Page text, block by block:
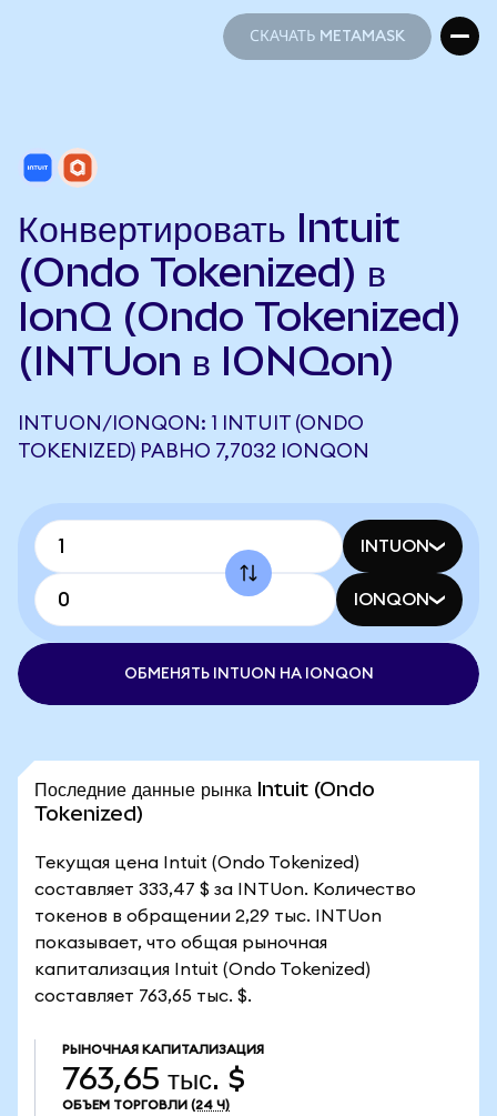
СКАЧАТЬ METAMASK
Конвертировать Intuit
(Ondo Tokenized) в
IonQ (Ondo Tokenized)
(INTUon в IONQon)
INTUON/IONQON: 1 INTUIT (ONDO
TOKENIZED) РАВНО 7,7032 IONQON
INTUON
IONQON
ОБМЕНЯТЬ INTUON НА IONQON
Последние данные рынка Intuit (Ondo
Tokenized)
Текущая цена Intuit (Ondo Tokenized)
составляет 333,47 $ за INTUon. Количество
токенов в обращении 2,29 тыс. INTUon
показывает, что общая рыночная
капитализация Intuit (Ondo Tokenized)
составляет 763,65 тыс. $.
РЫНОЧНАЯ КАПИТАЛИЗАЦИЯ
763,65 тыс. $
ОБЪЕМ ТОРГОВЛИ (24 Ч)